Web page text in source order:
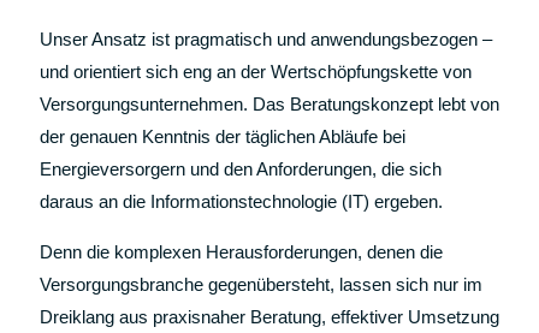
Unser Ansatz ist pragmatisch und anwendungsbezogen –
und orientiert sich eng an der Wertschöpfungskette von
Versorgungsunternehmen. Das Beratungskonzept lebt von
der genauen Kenntnis der täglichen Abläufe bei
Energieversorgern und den Anforderungen, die sich
daraus an die Informationstechnologie (IT) ergeben.
Denn die komplexen Herausforderungen, denen die
Versorgungsbranche gegenübersteht, lassen sich nur im
Dreiklang aus praxisnaher Beratung, effektiver Umsetzung